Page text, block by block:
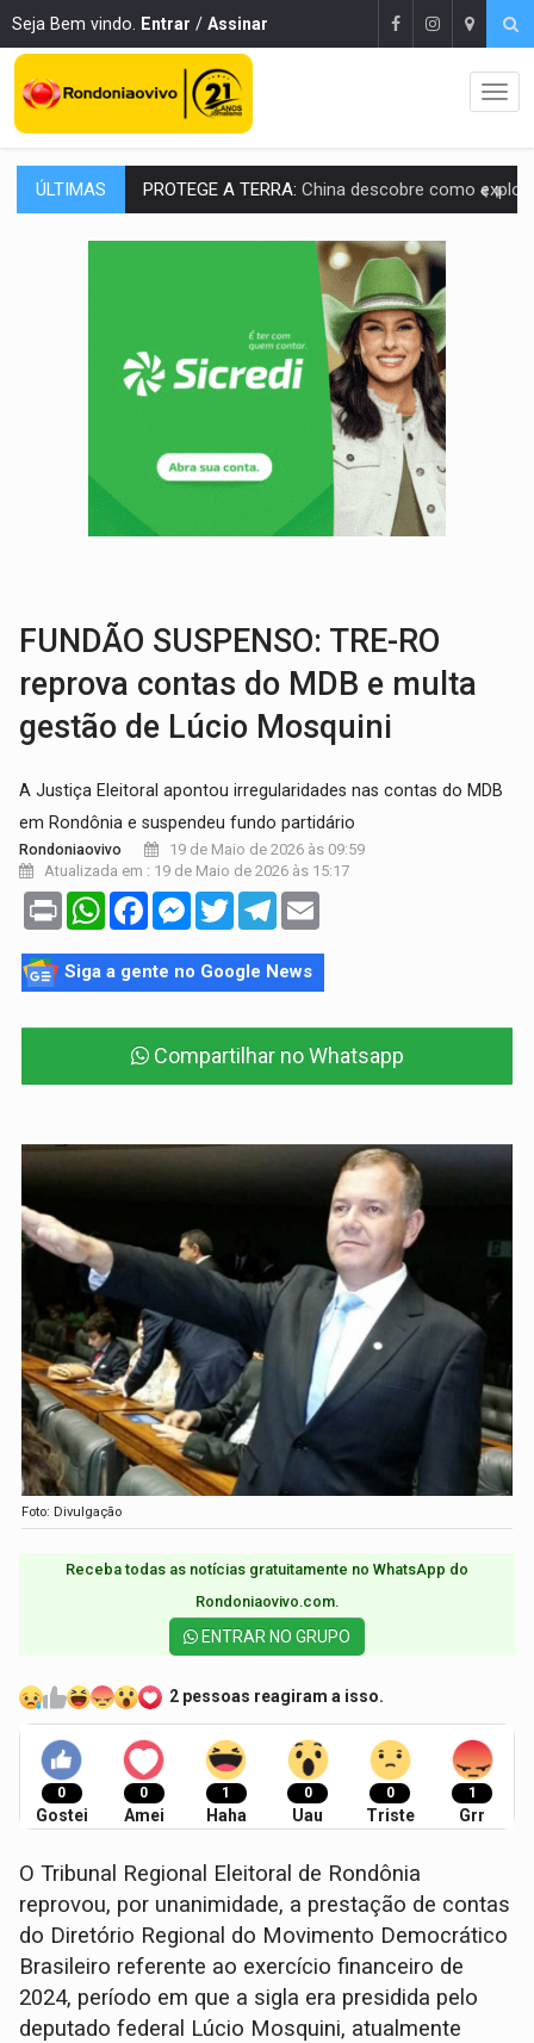
Seja Bem vindo. Entrar / Assinar
ÚLTIMAS VÍDEO:Motociclista morre após bater na traseira de
PARECE UM NUGGET:Essa receita com frango virou o meu
7 negócios que podem começar com pouco dinheiro e
GIGANTE DA AMÉRICA:Brasil reúne dimensão continental e posição
INDEPENDÊNCIA:10 dicas importantes para quem quer
Cientistas descobrem nova espécie de rã em florestas
BARGANHA:Vai comprar celular usado? Veja como consultar o
AMOR PERDIDO DÓI: Luto amoroso não tem prazo, mas exige
FUNDÃO SUSPENSO: TRE-RO
reprova contas do MDB e multa
gestão de Lúcio Mosquini
A Justiça Eleitoral apontou irregularidades nas contas do MDB
em Rondônia e suspendeu fundo partidário
Rondoniaovivo
19 de Maio de 2026 às 09:59
Atualizada em : 19 de Maio de 2026 às 15:17
Print WhatsAppFacebookMessenger
TwitterTelegram
Siga a gente no Google News
Compartilhar no Whatsapp
Foto: Divulgação
Receba todas as notícias gratuitamente no WhatsApp do
Rondoniaovivo.com.​
ENTRAR NO GRUPO
2 pessoas reagiram a isso.
0
Gostei
0
Amei
1
Haha
0
Uau
0
Triste
1
Grr
O Tribunal Regional Eleitoral de Rondônia
reprovou, por unanimidade, a prestação de contas
do Diretório Regional do Movimento Democrático
Brasileiro referente ao exercício financeiro de
2024, período em que a sigla era presidida pelo
deputado federal Lúcio Mosquini, atualmente